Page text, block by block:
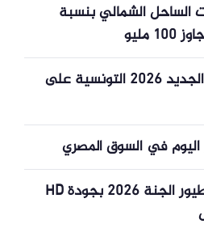
الساحل الشمالي بنسبة
تردد قناة الزيتونة الجديد 2026 التونسية على
في السوق المصري
تحديث تردد قناة طيور الجنة 2026 بجودة HD